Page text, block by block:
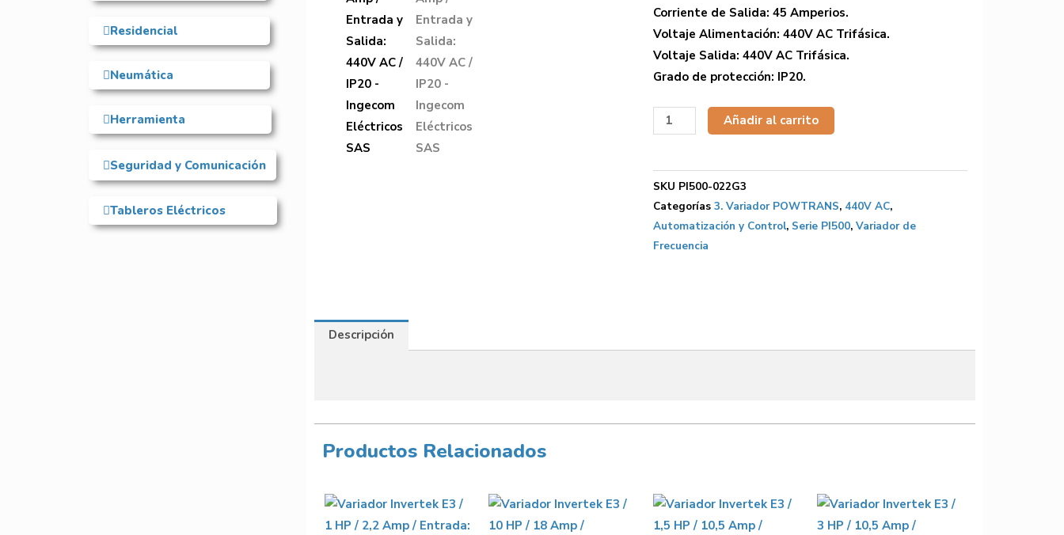
Residencial
Neumática
Herramienta
Seguridad y Comunicación
Tableros Eléctricos
Corriente de Salida: 45 Amperios.
Voltaje Alimentación: 440V AC Trifásica.
Voltaje Salida: 440V AC Trifásica.
Grado de protección: IP20.
Añadir al carrito
SKU PI500-022G3
Categorías 3. Variador POWTRANS, 440V AC,
Automatización y Control, Serie PI500, Variador de
Frecuencia
Descripción
Productos Relacionados